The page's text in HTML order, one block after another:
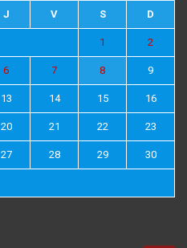
J V S D
1 2
6 7 8 9
13 14 15 16
20 21 22 23
27 28 29 30